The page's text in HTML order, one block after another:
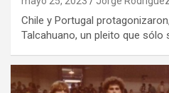
Chile y Portugal
Talcahuano, un pleito que sólo